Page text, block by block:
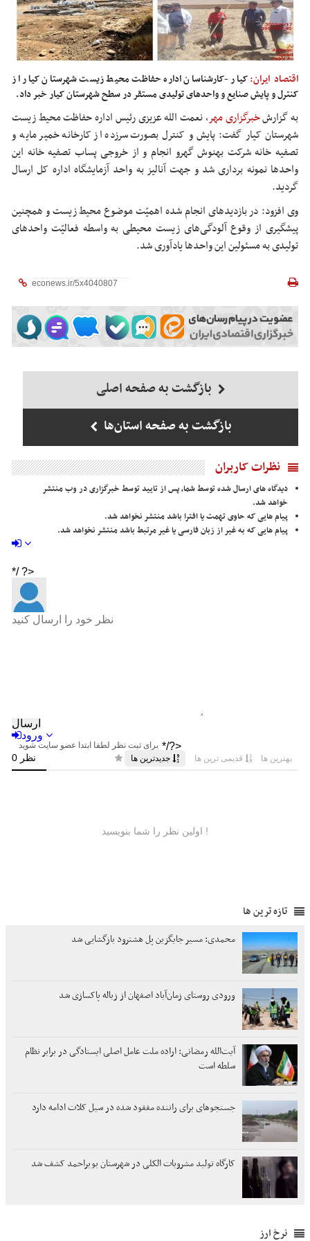
اقتصاد ایران:کیار -کارشناسان اداره حفاظت محیط زیست شهرستان کیار از
کنترل و پایش صنایع و واحدهای تولیدی مستقر در سطح شهرستان کیار خبر داد.
به گزارشخبرگزاری مهر، نعمت الله عزیزی رئیس اداره حفاظت محیط زیست
شهرستان کیار گفت: پایش و کنترلبصورتسرزده از کارخانه خمیر مایه و
تصفیه خانه شرکت بهنوشگهرو انجام و از خروجی پساب تصفیه خانه این
واحدها نمونه برداری شد و جهت آنالیز به واحد آزمایشگاه اداره کل ارسال
گردید.
وی افزود: در بازدیدهای انجام شده اهمیّت موضوع محیط زیست و همچنین
پیشگیری از وقوع آلودگی‌های زیست محیطی به واسطه فعالیّت واحدهای
تولیدی به مسئولین این واحدها یادآوری شد.
بازگشت به صفحه اصلی
بازگشت به صفحه استان‌ها
نظرات کاربران
دیدگاه های ارسال شده توسط شما، پس از تایید توسط خبرگزاری در وب منتشر
خواهد شد.
پیام هایی که حاوی تهمت یا افترا باشد منتشر نخواهد شد.
پیام هایی که به غیر از زبان فارسی یا غیر مرتبط باشد منتشر نخواهد شد.
تازه ترین ها
محمدی: مسیر جایگزین پل هشترود بازگشایی شد
ورودی روستای زمان‌آباد اصفهان از زباله پاکسازی شد
آیت‌الله رمضانی: اراده ملت عامل اصلی ایستادگی در برابر نظام
سلطه است
جستجوهای برای راننده مفقود شده در سیل کلات ادامه دارد
کارگاه تولید مشروبات الکلی در شهرستان بویراحمد کشف شد
نرخ ارز